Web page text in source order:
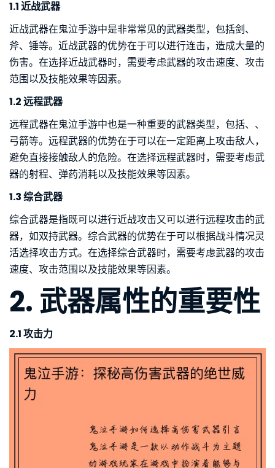
1.1 近战武器
近战武器在鬼泣手游中是非常常见的武器类型，包括剑、
斧、锤等。近战武器的优势在于可以进行连击，造成大量的
伤害。在选择近战武器时，需要考虑武器的攻击速度、攻击
范围以及技能效果等因素。
1.2 远程武器
远程武器在鬼泣手游中也是一种重要的武器类型，包括、、
弓箭等。远程武器的优势在于可以在一定距离上攻击敌人，
避免直接接触敌人的危险。在选择远程武器时，需要考虑武
器的射程、弹药消耗以及技能效果等因素。
1.3 综合武器
综合武器是指既可以进行近战攻击又可以进行远程攻击的武
器，如双持武器。综合武器的优势在于可以根据战斗情况灵
活选择攻击方式。在选择综合武器时，需要考虑武器的攻击
速度、攻击范围以及技能效果等因素。
2. 武器属性的重要性
2.1 攻击力